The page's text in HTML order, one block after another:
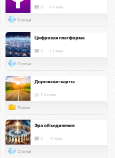
0 < 1 мин.
Статья
Цифровая платформа
0 < 1 мин.
Статья
Дорожные карты
3 атома
Папка
Эра объединения
0 ~1 мин.
Статья